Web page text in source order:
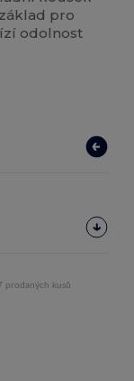
pro
odolnost
prodaných kusů